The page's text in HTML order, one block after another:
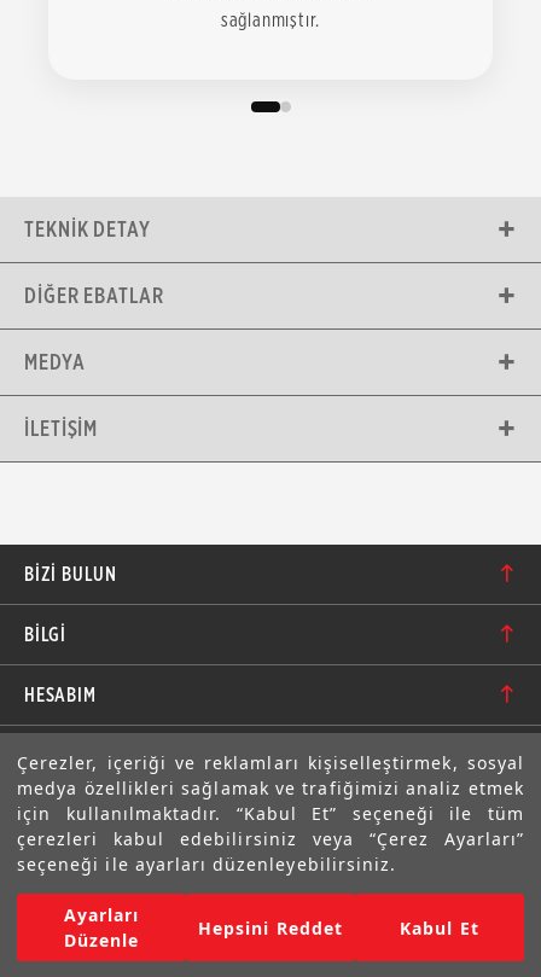
Çerezler, içeriği ve reklamları kişiselleştirmek, sosyal
medya özellikleri sağlamak ve trafiğimizi analiz etmek
için kullanılmaktadır. “Kabul Et” seçeneği ile tüm
çerezleri kabul edebilirsiniz veya “Çerez Ayarları”
seçeneği ile ayarları düzenleyebilirsiniz.
Ayarları
Düzenle
Hepsini Reddet Kabul Et
sağlanmıştır.
TEKNIK DETAY
DIĞER EBATLAR
MEDYA
İLETIŞIM
BIZI BULUN
bilgi@motolastik.com
+90 549 549 66 86
+90 232 462 08 42
BİLGİ
Banka Hesap Numaraları
Teknik Bilgi
Sıkça Sorulan Sorular
Gizlilik Bildirimi ve Güvenlik
Mesafeli Satış Sözleşmesi
HESABIM
Siparişler
Adresler
Üyelik Bilgilerim
E-BÜLTEN
Abone olarak aramıza katılın. Avantajlardan ve indirimlerden
ilk sizin haberiniz olsun!
Copyright © 2022 Motolastik. Tüm Hakkı Saklıdır.